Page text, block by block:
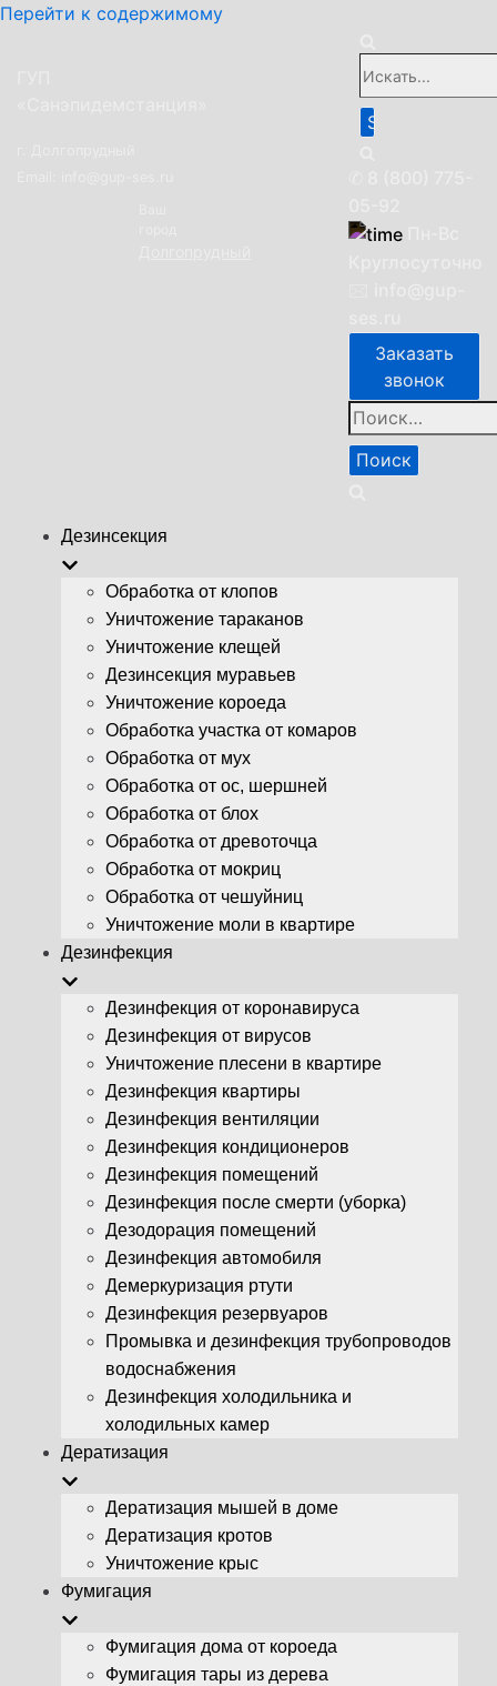
Перейти к содержимому
Искать...
Пн-Вc
Заказать
звонок
Найти:
Дезинсекция
Обработка от клопов
Уничтожение тараканов
Уничтожение клещей
Дезинсекция муравьев
Уничтожение короеда
Обработка участка от комаров
Обработка от мух
Обработка от ос, шершней
Обработка от блох
Обработка от древоточца
Обработка от мокриц
Обработка от чешуйниц
Уничтожение моли в квартире
Дезинфекция
Дезинфекция от коронавируса
Дезинфекция от вирусов
Уничтожение плесени в квартире
Дезинфекция квартиры
Дезинфекция вентиляции
Дезинфекция кондиционеров
Дезинфекция помещений
Дезинфекция после смерти (уборка)
Дезодорация помещений
Дезинфекция автомобиля
Демеркуризация ртути
Дезинфекция резервуаров
Промывка и дезинфекция трубопроводов
водоснабжения
Дезинфекция холодильника и
холодильных камер
Дератизация
Дератизация мышей в доме
Дератизация кротов
Уничтожение крыс
Фумигация
Фумигация дома от короеда
Фумигация тары из дерева